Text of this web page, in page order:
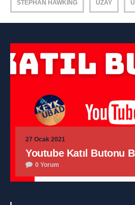
STEPHAN HAWKING UZAY
27 Ocak 2021
Youtube Katıl Butonu
0 Yorum